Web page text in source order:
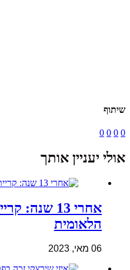
שיתוף
0
0
0
0
אולי יעניין אותך
אחרי 13
הלאומית
06 מאי, 2023